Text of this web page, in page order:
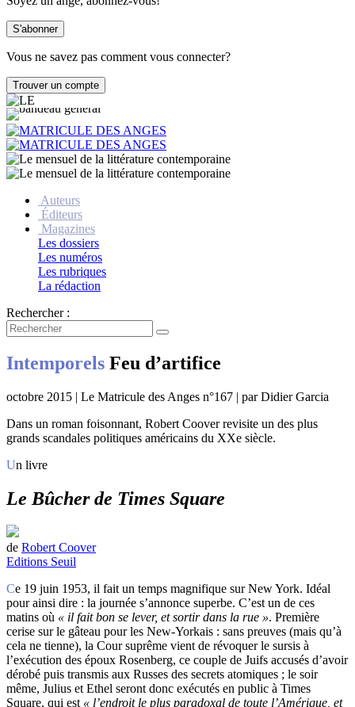
Vous ne savez pas comment vous connecter?
Auteurs
Éditeurs
Magazines
Les dossiers
Les numéros
Les rubriques
La rédaction
Rechercher :
Intemporels Feu d’artifice
octobre 2015 | Le Matricule des Anges n°167 | par Didier Garcia
Dans un roman foisonnant, Robert Coover revisite un des plus
grands scandales politiques américains du XXe siècle.
Un livre
Le Bûcher de Times Square
de Robert Coover
Editions Seuil
Ce 19 juin 1953, il fait un temps magnifique sur New York. Idéal
pour ainsi dire : la journée s’annonce superbe. C’est un de ces
matins où « il fait bon se lever, et sortir dans la rue ». Première
cerise sur le gâteau pour les New-Yorkais : sans preuves (mais qu’à
cela ne tienne), la Cour suprême vient de révoquer le sursis à
l’exécution des époux Rosenberg, ce couple de Juifs accusés d’avoir
dérobé puis transmis aux Russes des secrets atomiques ; le soir
même, Julius et Ethel seront donc exécutés en public à Times
Square, qui est « l’endroit le plus paradoxal de toute l’Amérique, et